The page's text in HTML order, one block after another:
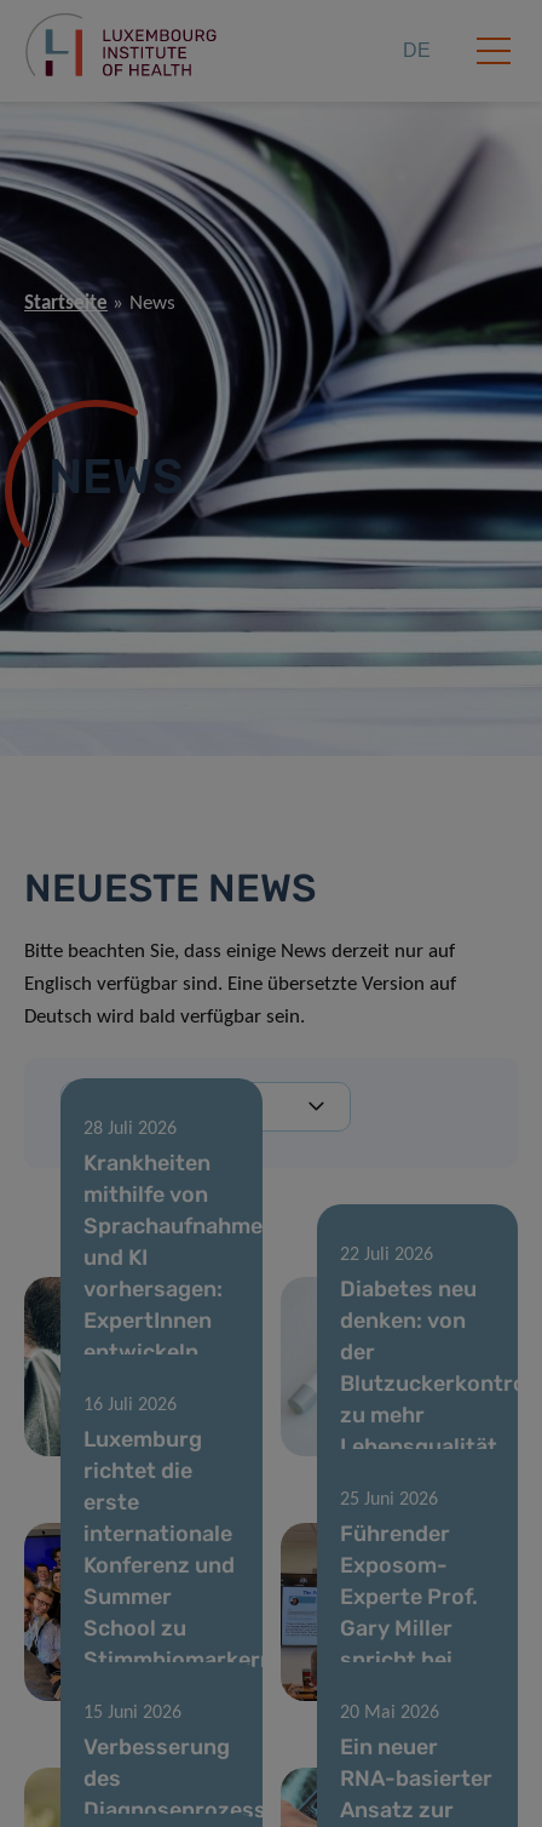
DE
Startseite News
NEWS
NEUESTE NEWS
Bitte beachten Sie, dass einige News derzeit nur auf
Englisch verfügbar sind. Eine übersetzte Version auf
Deutsch wird bald verfügbar sein.
28 Juli 2026
Krankheiten
mithilfe von
Sprachaufnahmen
und KI
vorhersagen:
ExpertInnen
entwickeln
stimmbasierte
Biomarker
22 Juli 2026
Diabetes neu
denken: von
der
zu mehr
Lebensqualität
16 Juli 2026
Luxemburg
richtet die
erste
internationale
Konferenz und
Summer
School zu
Stimmbiomarkern
25 Juni 2026
Führender
Exposom-
Experte Prof.
Gary Miller
spricht bei
15 Juni 2026
Verbesserung
des
Diagnoseprozesses
20 Mai 2026
Ein neuer
RNA-basierter
Ansatz zur